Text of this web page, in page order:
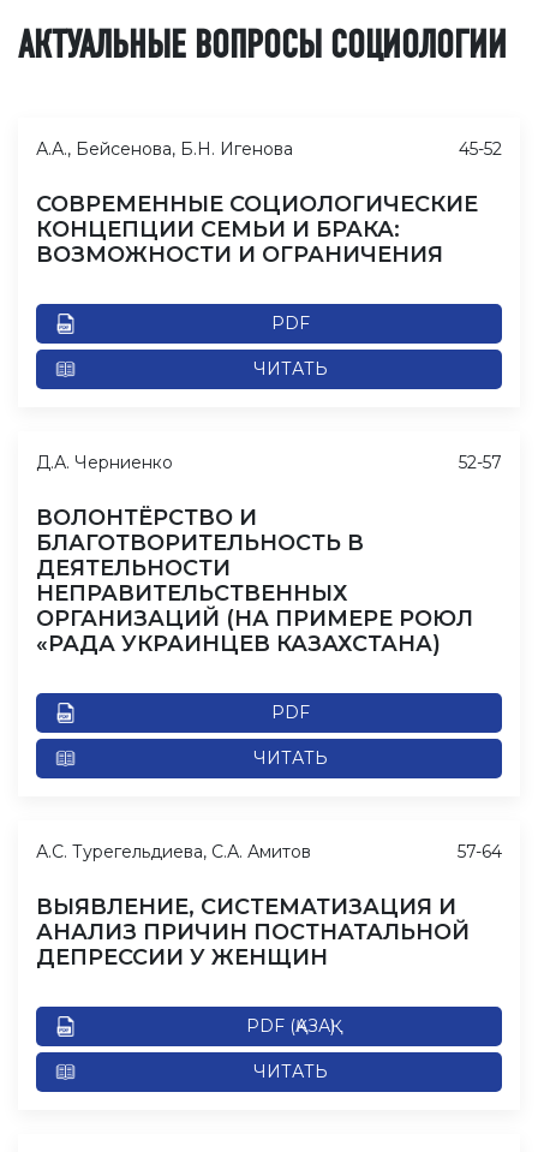
АКТУАЛЬНЫЕ ВОПРОСЫ СОЦИОЛОГИИ
А.А., Бейсенова, Б.Н. Игенова
СОВРЕМЕННЫЕ СОЦИОЛОГИЧЕСКИЕ
КОНЦЕПЦИИ СЕМЬИ И БРАКА:
ВОЗМОЖНОСТИ И ОГРАНИЧЕНИЯ
PDF
ЧИТАТЬ
45-52
Д.А. Черниенко
ВОЛОНТЁРСТВО И
БЛАГОТВОРИТЕЛЬНОСТЬ В
ДЕЯТЕЛЬНОСТИ
НЕПРАВИТЕЛЬСТВЕННЫХ
ОРГАНИЗАЦИЙ (НА ПРИМЕРЕ РОЮЛ
«РАДА УКРАИНЦЕВ КАЗАХСТАНА)
PDF
ЧИТАТЬ
52-57
А.С. Турегельдиева, С.А. Амитов
ВЫЯВЛЕНИЕ, СИСТЕМАТИЗАЦИЯ И
АНАЛИЗ ПРИЧИН ПОСТНАТАЛЬНОЙ
ДЕПРЕССИИ У ЖЕНЩИН
PDF (ҚАЗАҚ)
ЧИТАТЬ
57-64